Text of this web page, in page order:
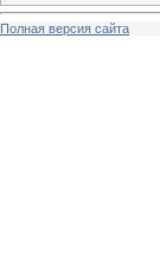
Полная версия сайта